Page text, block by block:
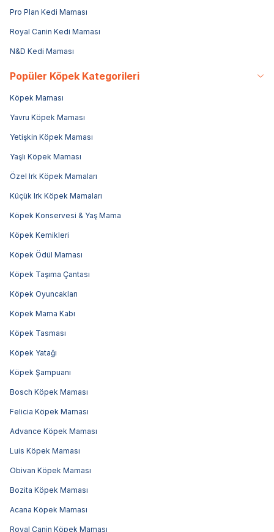
Pro Plan Kedi Maması
Royal Canin Kedi Maması
N&D Kedi Maması
Popüler Köpek Kategorileri
Köpek Maması
Yavru Köpek Maması
Yetişkin Köpek Maması
Yaşlı Köpek Maması
Özel Irk Köpek Mamaları
Küçük Irk Köpek Mamaları
Köpek Konservesi & Yaş Mama
Köpek Kemikleri
Köpek Ödül Maması
Köpek Taşıma Çantası
Köpek Oyuncakları
Köpek Mama Kabı
Köpek Tasması
Köpek Yatağı
Köpek Şampuanı
Bosch Köpek Maması
Felicia Köpek Maması
Advance Köpek Maması
Luis Köpek Maması
Obivan Köpek Maması
Bozita Köpek Maması
Acana Köpek Maması
Royal Canin Köpek Maması